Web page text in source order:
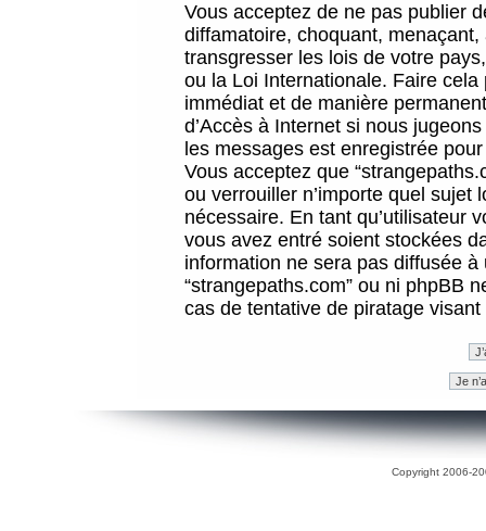
Vous acceptez de ne pas publier
diffamatoire, choquant,
transgresser les lois de votre
ou la Loi Internationale. Faire
immédiat et de manière
d’Accès à Internet si nous
les messages est enregistrée
Vous acceptez que
ou verrouiller n’importe quel sujet
nécessaire. En tant qu’utilisateur
vous avez entré soient stockées
information ne sera pas diffusée
“strangepaths.com” ou ni phpBB
cas de tentative de piratage
Copyright 2006-